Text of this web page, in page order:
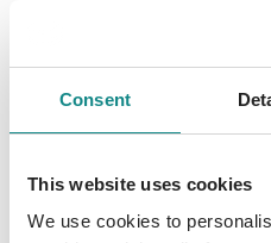
Consent
This website uses cookies
We use cookies to
dem achtsamen
fokussierten
Farbtafeln. Auf diese
tauchten die
dem Weltmusik,
erklangen. Auch hier